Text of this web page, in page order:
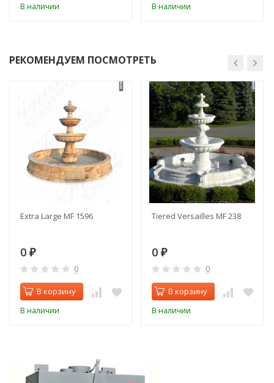
В наличии В наличии
РЕКОМЕНДУЕМ ПОСМОТРЕТЬ
Extra Large MF 1596
0 ₽
0
В корзину
В наличии
Tiered Versailles MF 238
0 ₽
0
В корзину
В наличии